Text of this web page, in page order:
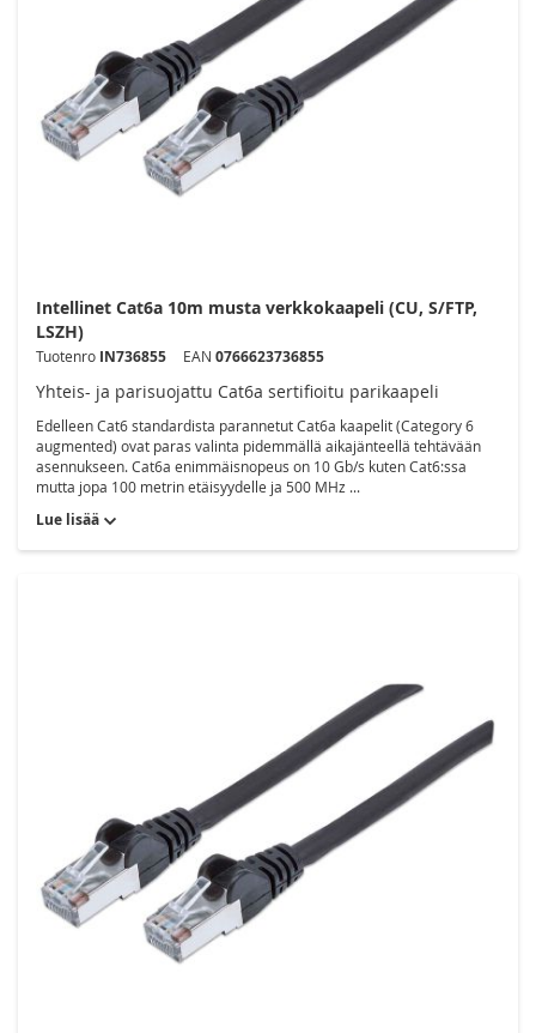
Intellinet Cat6a 10m musta verkkokaapeli (CU, S/FTP,
LSZH)
Tuotenro IN736855 EAN 0766623736855
Yhteis- ja parisuojattu Cat6a sertifioitu parikaapeli
Edelleen Cat6 standardista parannetut Cat6a kaapelit (Category 6
augmented) ovat paras valinta pidemmällä aikajänteellä tehtävään
asennukseen. Cat6a enimmäisnopeus on 10 Gb/s kuten Cat6:ssa
mutta jopa 100 metrin etäisyydelle ja 500 MHz ...
Lue lisää